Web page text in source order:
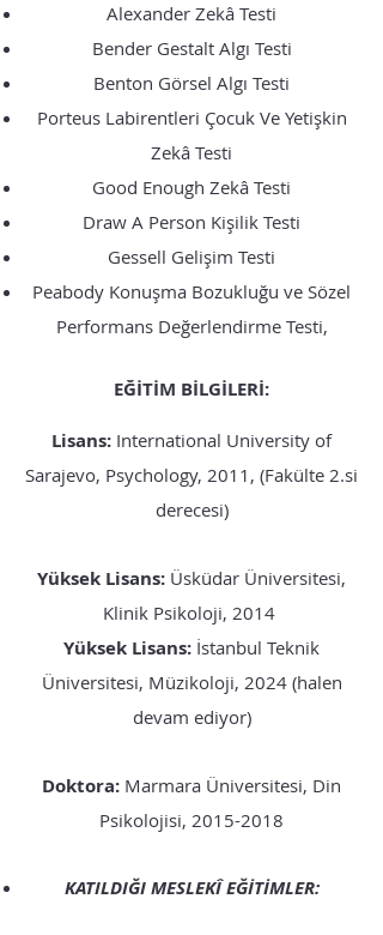
Alexander Zekâ Testi
Bender Gestalt Algı Testi
Benton Görsel Algı Testi
Porteus Labirentleri Çocuk Ve Yetişkin
Zekâ Testi
Good Enough Zekâ Testi
Draw A Person Kişilik Testi
Gessell Gelişim Testi
Peabody Konuşma Bozukluğu ve Sözel
Performans Değerlendirme Testi,
EĞİTİM BİLGİLERİ:
Lisans: International University of
Sarajevo, Psychology, 2011, (Fakülte 2.si
derecesi)
Yüksek Lisans: Üsküdar Üniversitesi,
Klinik Psikoloji, 2014
Yüksek Lisans: İstanbul Teknik
Üniversitesi, Müzikoloji, 2024 (halen
devam ediyor)
Doktora: Marmara Üniversitesi, Din
Psikolojisi, 2015-2018
KATILDIĞI MESLEKÎ EĞİTİMLER: